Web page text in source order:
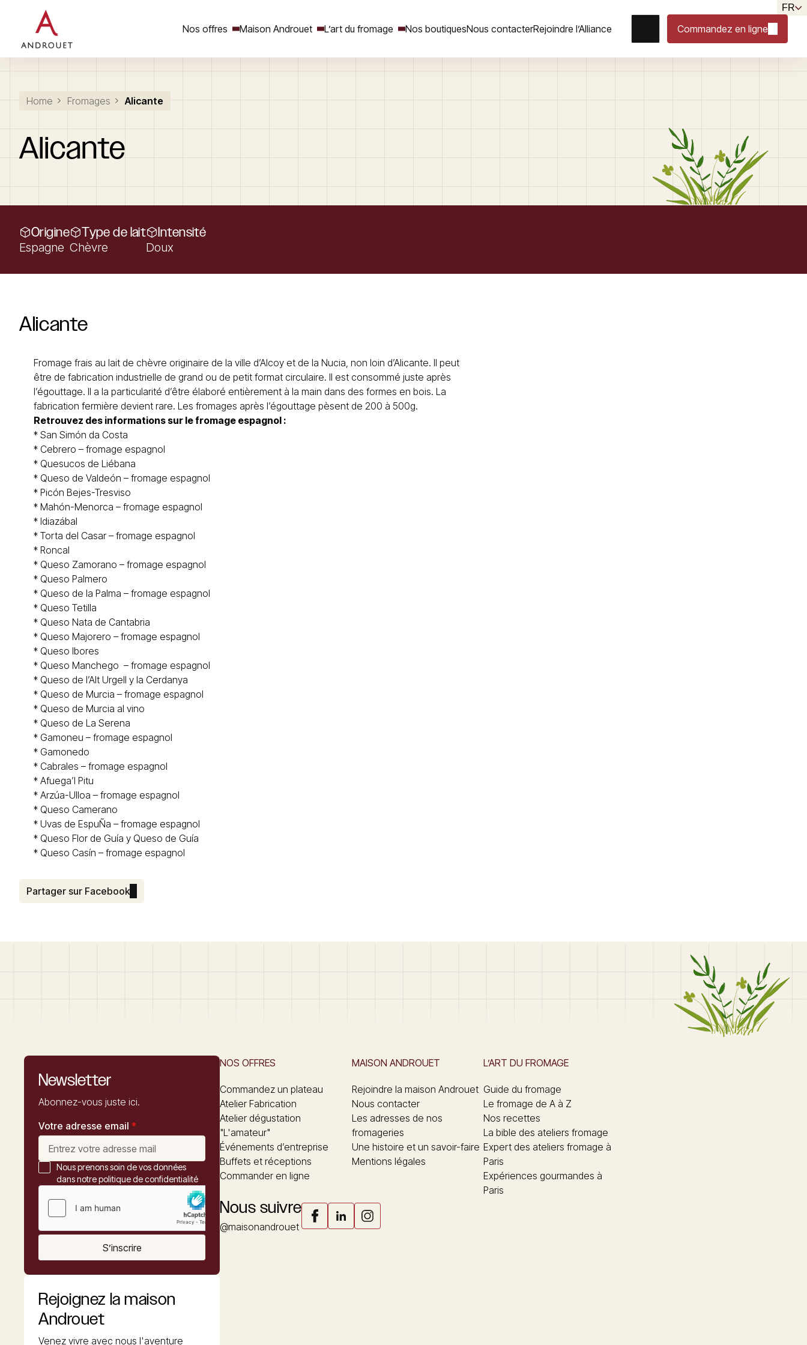
Nos offres Maison Androuet L’art du fromage Nos boutiquesNous contacterRejoindre l’Alliance Commandez en ligne
FR
Rechercher un mot clé
Home Fromages Alicante
Alicante
Origine
Espagne
Type de lait
Chèvre
Intensité
Doux
Alicante
Fromage frais au lait de chèvre originaire de la ville d’Alcoy et de la Nucia, non loin d’Alicante. Il peut
être de fabrication industrielle de grand ou de petit format circulaire. Il est consommé juste après
l’égouttage. Il a la particularité d’être élaboré entièrement à la main dans des formes en bois. La
fabrication fermière devient rare. Les fromages après l’égouttage pèsent de 200 à 500g.
Retrouvez des informations sur lefromage espagnol :
* San Simón da Costa
* Cebrero – fromage espagnol
* Quesucos de Liébana
* Queso de Valdeón – fromage espagnol
* Picón Bejes-Tresviso
* Mahón-Menorca – fromage espagnol
* Idiazábal
* Torta del Casar – fromage espagnol
* Roncal
* Queso Zamorano – fromage espagnol
* Queso Palmero
* Queso de la Palma – fromage espagnol
* Queso Tetilla
* Queso Nata de Cantabria
* Queso Majorero – fromage espagnol
* Queso Ibores
* Queso Manchego – fromage espagnol
* Queso de l’Alt Urgell y la Cerdanya
* Queso de Murcia – fromage espagnol
* Queso de Murcia al vino
* Queso de La Serena
* Gamoneu – fromage espagnol
* Gamonedo
* Cabrales – fromage espagnol
* Afuega’l Pitu
* Arzúa-Ulloa – fromage espagnol
* Queso Camerano
* Uvas de EspuÑa – fromage espagnol
* Queso Flor de Guía y Queso de Guía
* Queso Casín – fromage espagnol
Partager sur Facebook
Newsletter
Abonnez-vous juste ici.
Votre adresse email *
Nous prenons soin de vos données
dans notre politique de confidentialité
S’inscrire
Rejoignez la maison
Androuet
Venez vivre avec nous l'aventure
NOS OFFRES
Commandez un plateau
Atelier Fabrication
Atelier dégustation
"L'amateur"
Événements d’entreprise
Buffets et réceptions
Commander en ligne
MAISON ANDROUET
Rejoindre la maison Androuet
Nous contacter
Les adresses de nos
fromageries
Une histoire et un savoir-faire
Mentions légales
L’ART DU FROMAGE
Guide du fromage
Le fromage de A à Z
Nos recettes
La bible des ateliers fromage
Expert des ateliers fromage à
Paris
Expériences gourmandes à
Paris
Nous suivre
@maisonandrouet